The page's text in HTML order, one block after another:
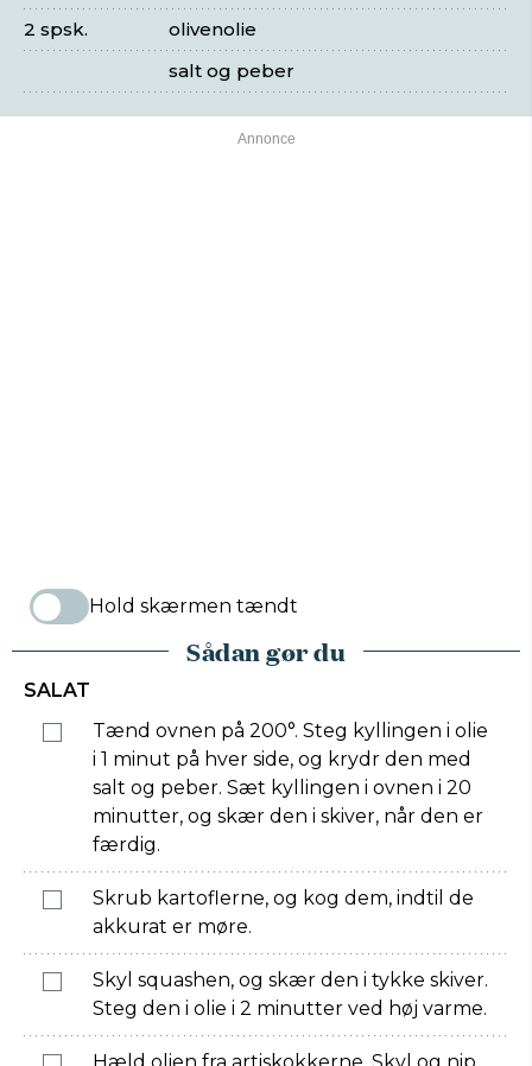
olivenolie
2 spsk.
salt og peber
Hold skærmen tændt
Sådan gør du
SALAT
Tænd ovnen på 200°. Steg kyllingen i olie
i 1 minut på hver side, og krydr den med
salt og peber. Sæt kyllingen i ovnen i 20
minutter, og skær den i skiver, når den er
færdig.
Skrub kartoflerne, og kog dem, indtil de
akkurat er møre.
Skyl squashen, og skær den i tykke skiver.
Steg den i olie i 2 minutter ved høj varme.